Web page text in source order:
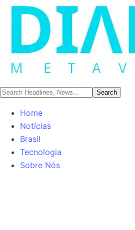
Home
Notícias
Brasil
Tecnologia
Sobre Nós